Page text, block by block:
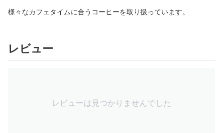
様々なカフェタイムに合うコーヒーを取り扱っています。
レビュー
レビューは見つかりませんでした